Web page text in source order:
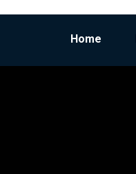
Home